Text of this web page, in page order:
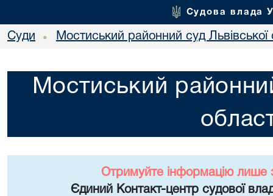
Судова влада
Суди • Мостиський районний суд Львівської
Мостиський
Отримуйте інформацію лише
Єдиний Контакт-центр судової